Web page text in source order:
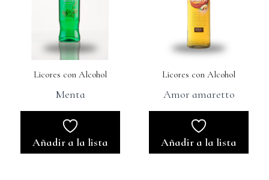
Licores con Alcohol
Menta
Añadir a la lista
Licores con Alcohol
Amor amaretto
Añadir a la lista